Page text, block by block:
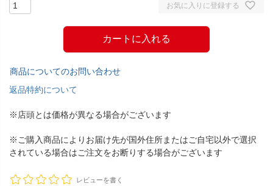
お気に入りに登録する
カートに入れる
商品についてのお問い合わせ
返品特約について
※店頭とは価格が異なる場合がございます
※ご購入商品によりお届け先が国外住所またはご自宅以外で選択
されている場合はご注文をお断りする場合がございます
レビューを書く